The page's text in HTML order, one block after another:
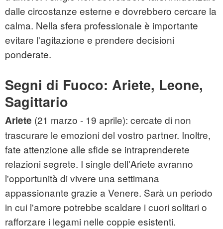
dalle circostanze esterne e dovrebbero cercare la
calma. Nella sfera professionale è importante
evitare l'agitazione e prendere decisioni
ponderate.
Segni di Fuoco: Ariete, Leone,
Sagittario
Ariete (21 marzo - 19 aprile): cercate di non
trascurare le emozioni del vostro partner. Inoltre,
fate attenzione alle sfide se intraprenderete
relazioni segrete. I single dell'Ariete avranno
l'opportunità di vivere una settimana
appassionante grazie a Venere. Sarà un periodo
in cui l'amore potrebbe scaldare i cuori solitari o
rafforzare i legami nelle coppie esistenti.